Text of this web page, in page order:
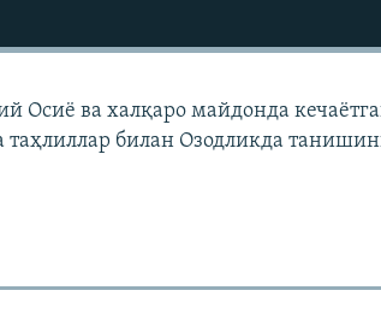
Осиë ва халқаро майдонда
таҳлиллар билан Озодликда